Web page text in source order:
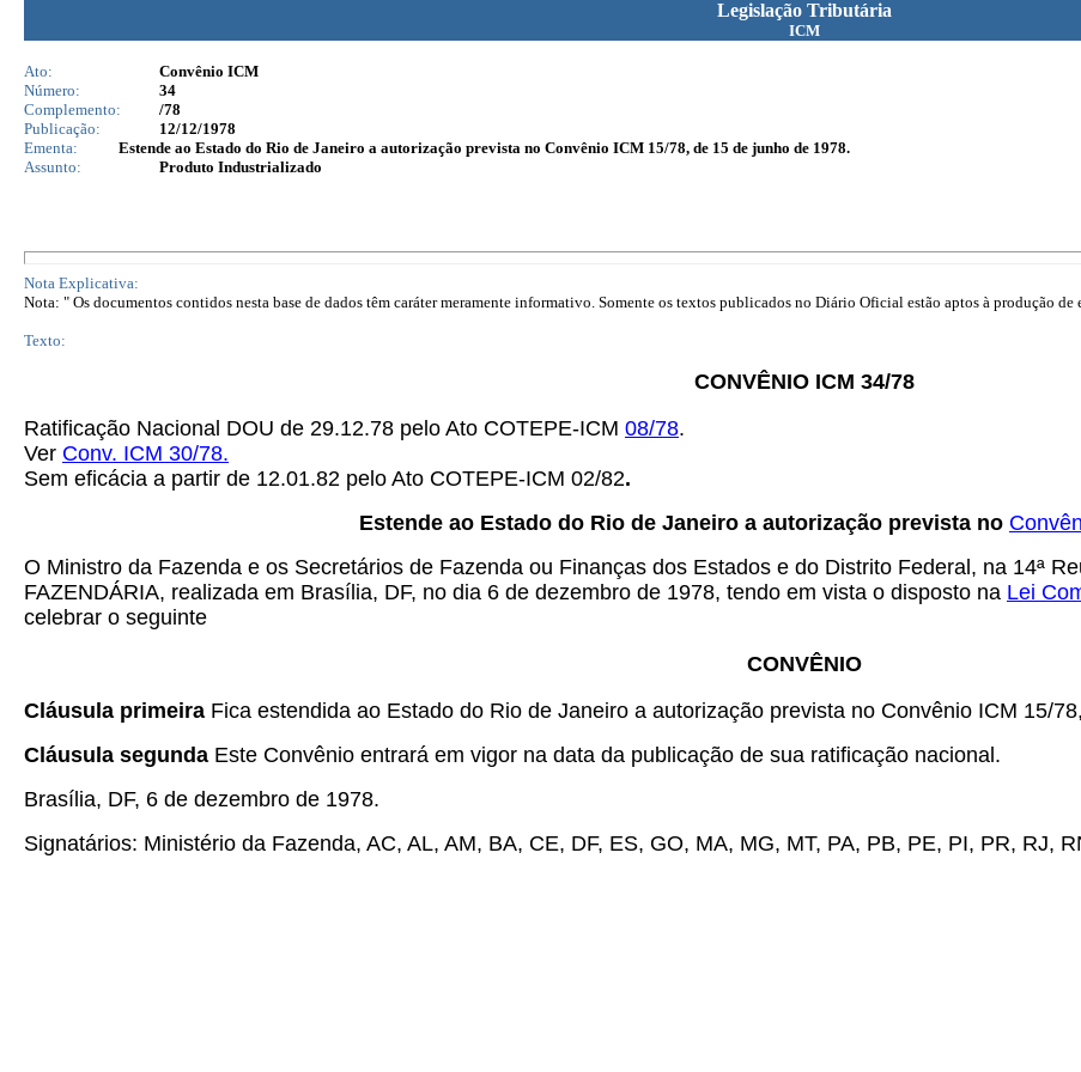
Legislação Tributária
ICM
Ato:
Convênio ICM
Número:
34
Complemento:
/78
Publicação:
12/12/1978
Ementa:
Estende ao Estado do Rio de Janeiro a autorização prevista no Convênio ICM 15/78, de 15 de junho de 1978.
Assunto:
Produto Industrializado
Nota Explicativa:
Nota: " Os documentos contidos nesta base de dados têm caráter meramente informativo. Somente os textos publicados no Diário Oficial estão aptos à produção de
Texto:
CONVÊNIO ICM 34/78
Ratificação Nacional DOU de 29.12.78 pelo Ato COTEPE-ICM 08/78.
Ver Conv. ICM 30/78.
Sem eficácia a partir de 12.01.82 pelo Ato COTEPE-ICM 02/82.
Estende ao Estado do Rio de Janeiro a autorização prevista no
O Ministro da Fazenda e os Secretários de Fazenda ou Finanças dos Estados e do Distrito Federal, na 14ª
FAZENDÁRIA, realizada em Brasília, DF, no dia 6 de dezembro de 1978, tendo em vista o disposto na Lei
celebrar o seguinte
CONVÊNIO
Cláusula primeira Fica estendida ao Estado do Rio de Janeiro a autorização prevista no Convênio ICM 15/
Cláusula segunda Este Convênio entrará em vigor na data da publicação de sua ratificação nacional.
Brasília, DF, 6 de dezembro de 1978.
Signatários: Ministério da Fazenda, AC, AL, AM, BA, CE, DF, ES, GO, MA, MG, MT, PA, PB, PE, PI, PR, RJ,